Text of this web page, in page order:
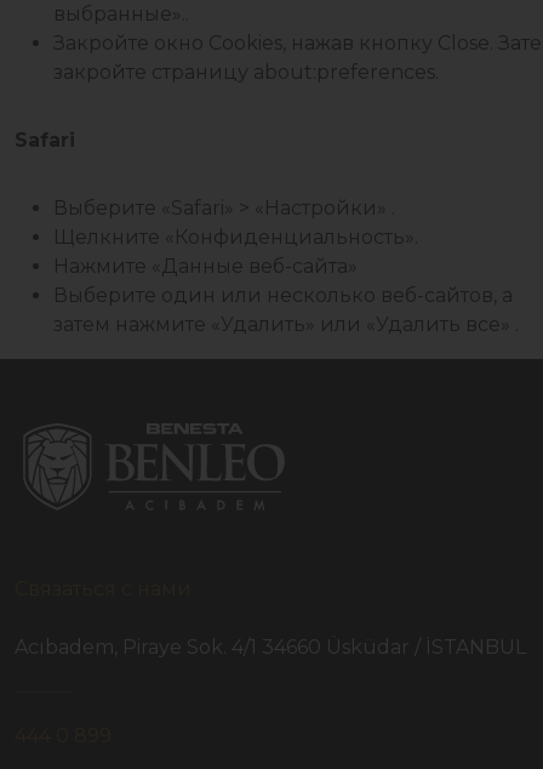
выбранные»..
Закройте окно Cookies, нажав кнопку Close.
закройте страницу about:preferences.
Safari
Выберите «Safari» > «Настройки» .
Щелкните «Конфиденциальность».
Нажмите «Данные веб-сайта»
Выберите один или несколько веб-сайтов, а
затем нажмите «Удалить» или «Удалить все» .
Acıbadem, Piraye Sok. 4/1 34660 Üsküdar / İSTANBUL